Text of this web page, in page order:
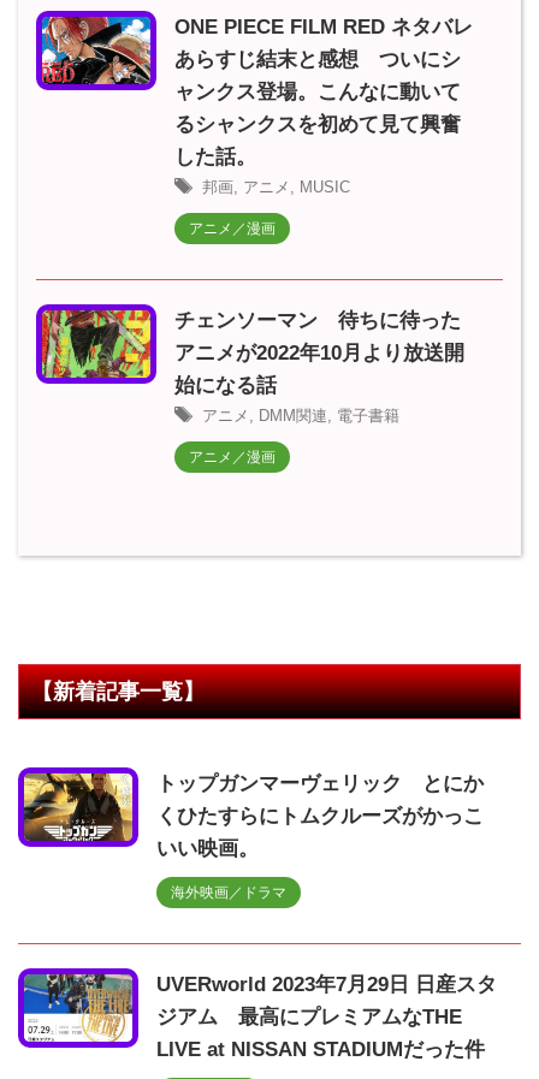
ONE PIECE FILM RED ネタバレ
あらすじ結末と感想 ついにシ
ャンクス登場。こんなに動いて
るシャンクスを初めて見て興奮
した話。
邦画, アニメ , MUSIC
アニメ／漫画
チェンソーマン 待ちに待った
アニメが2022年10月より放送開
始になる話
アニメ , DMM関連, 電子書籍
アニメ／漫画
【新着記事一覧】
トップガンマーヴェリック とにか
くひたすらにトムクルーズがかっこ
いい映画。
海外映画／ドラマ
UVERworld 2023年7月29日 日産スタ
ジアム 最高にプレミアムなTHE
LIVE at NISSAN STADIUMだった件